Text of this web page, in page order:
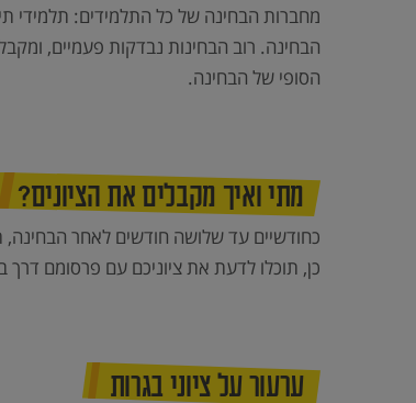
מחברות הבחינה של כל התלמידים: תלמידי
הבחינה. רוב הבחינות נבדקות פעמיים,
הסופי של הבחינה.
מתי ואיך מקבלים את הציונים?
כחודשיים עד שלושה חודשים לאחר
כן, תוכלו לדעת את ציוניכם עם פרסומם דרך
ערעור על ציוני בגרות